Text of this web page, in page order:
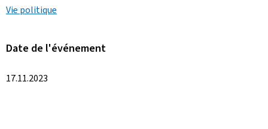
Vie politique
Date de l'événement
17.11.2023